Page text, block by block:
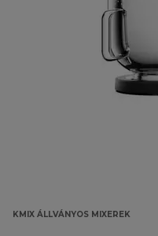
KMIX ÁLLVÁNYOS MIXEREK